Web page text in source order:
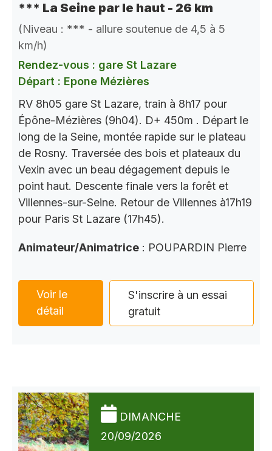
*** La Seine par le haut - 26 km
(Niveau : *** - allure soutenue de 4,5 à 5
km/h)
Rendez-vous : gare St Lazare
Départ : Epone Mézières
RV 8h05 gare St Lazare, train à 8h17 pour
Épône-Mézières (9h04). D+ 450m . Départ le
long de la Seine, montée rapide sur le plateau
de Rosny. Traversée des bois et plateaux du
Vexin avec un beau dégagement depuis le
point haut. Descente finale vers la forêt et
Villennes-sur-Seine. Retour de Villennes à17h19
pour Paris St Lazare (17h45).
Animateur/Animatrice : POUPARDIN Pierre
Voir le
détail
S'inscrire à un essai
gratuit
DIMANCHE
20/09/2026